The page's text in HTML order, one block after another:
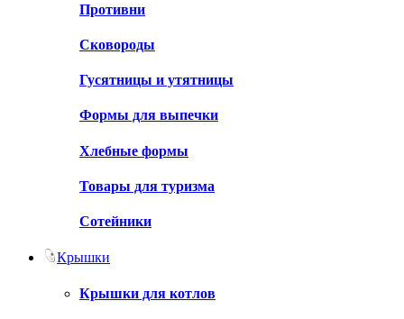
Противни
Сковороды
Гусятницы и утятницы
Формы для выпечки
Хлебные формы
Товары для туризма
Сотейники
Крышки
Крышки для котлов